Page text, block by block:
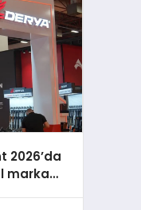
2026’da
marka